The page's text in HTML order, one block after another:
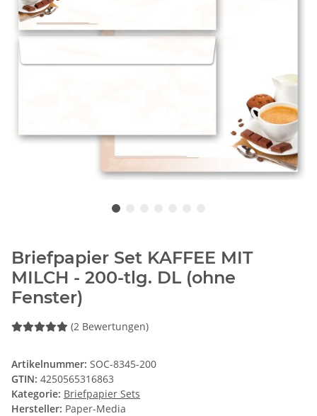
Briefpapier Set KAFFEE MIT
MILCH - 200-tlg. DL (ohne
Fenster)
(2 Bewertungen)
Artikelnummer: SOC-8345-200
GTIN: 4250565316863
Kategorie: Briefpapier Sets
Hersteller: Paper-Media